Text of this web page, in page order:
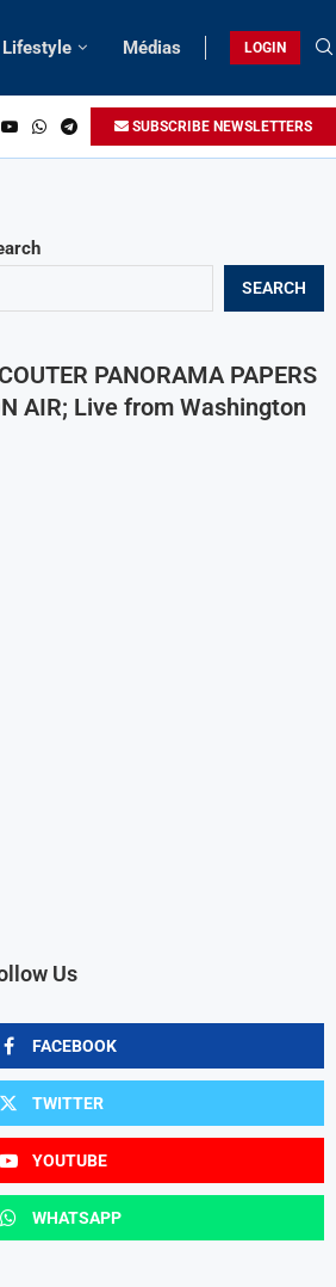
Lifestyle Médias LOGIN
SUBSCRIBE NEWSLETTERS
SEARCH
PANORAMA PAPERS
AIR; Live from Washington
Us
FACEBOOK
TWITTER
YOUTUBE
WHATSAPP